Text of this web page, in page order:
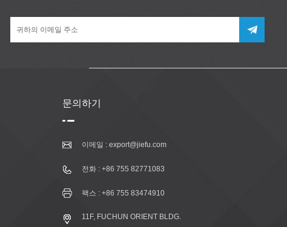
문의하기
이메일 : export@jiefu.com
전화 : +86 755 82771083
팩스 : +86 755 83474910
11F, FUCHUN ORIENT BLDG.